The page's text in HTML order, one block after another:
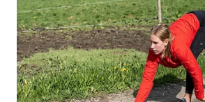
WN
PRIANGAN
TIMUR
WN
SEMARANG